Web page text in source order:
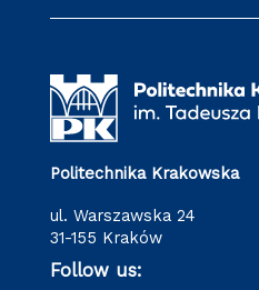
Politechnika Krakowska
ul. Warszawska 24
31-155 Kraków
Follow us: